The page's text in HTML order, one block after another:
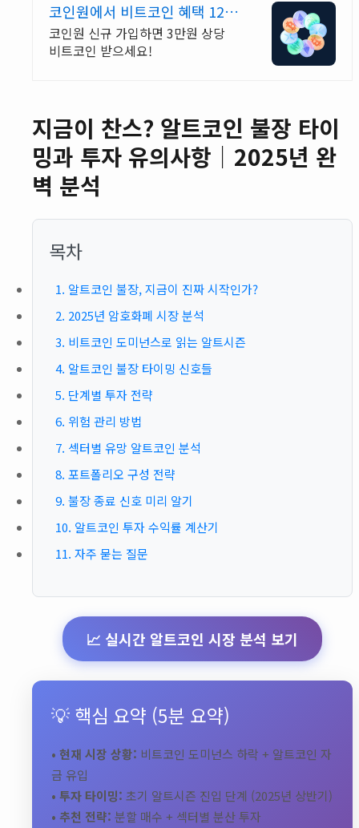
코인원에서 비트코인 혜택 12년
무사고 거래소
코인원 신규 가입하면 3만원 상당
비트코인 받으세요!
지금이 찬스? 알트코인 불장 타이
밍과 투자 유의사항｜2025년 완
벽 분석
목차
1. 알트코인 불장, 지금이 진짜 시작인가?
2. 2025년 암호화폐 시장 분석
3. 비트코인 도미넌스로 읽는 알트시즌
4. 알트코인 불장 타이밍 신호들
5. 단계별 투자 전략
6. 위험 관리 방법
7. 섹터별 유망 알트코인 분석
8. 포트폴리오 구성 전략
9. 불장 종료 신호 미리 알기
10. 알트코인 투자 수익률 계산기
11. 자주 묻는 질문
📈 실시간 알트코인 시장 분석 보기
💡 핵심 요약 (5분 요약)
• 현재 시장 상황: 비트코인 도미넌스 하락 + 알트코인 자
금 유입
• 투자 타이밍: 초기 알트시즌 진입 단계 (2025년 상반기)
• 추천 전략: 분할 매수 + 섹터별 분산 투자